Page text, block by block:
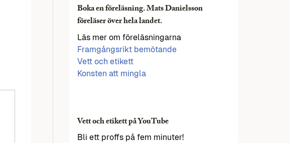
Boka en föreläsning. Mats Danielsson
föreläser över hela landet.
Läs mer om föreläsningarna
Framgångsrikt bemötande
Vett och etikett
Konsten att mingla
Vett och etikett på YouTube
Bli ett proffs på fem minuter!